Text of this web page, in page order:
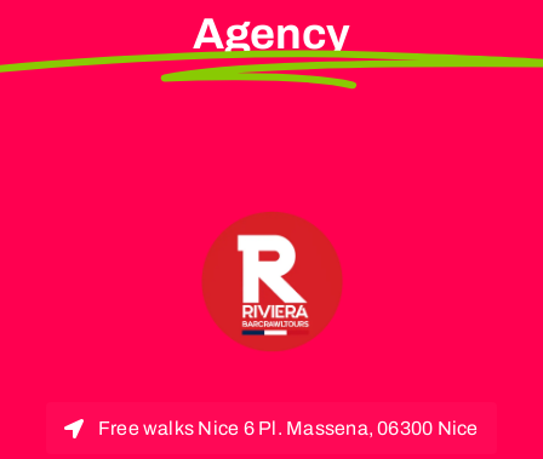
Agency
Free walks Nice 6 Pl. Massena, 06300 Nice